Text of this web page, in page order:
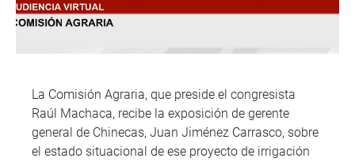
La Comisión Agraria, que preside el congresista
Raúl Machaca, recibe la exposición de gerente
general de Chinecas, Juan Jiménez Carrasco, sobre
el estado situacional de ese proyecto de irrigación